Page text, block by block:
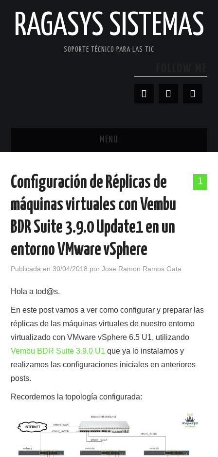
RAGASYS SISTEMAS
SOPORTE TÉCNICO PARA LAS TIC
MENU
ACERCA DE
PATROCINADORES
1
Configuración de Réplicas de
máquinas virtuales con Vembu
BDR Suite 3.9.0 Update1 en un
entorno VMware vSphere
Publicada en30/04/2018 porJose Ramon Ramos Gata
Hola a tod@s.
En este post vamos a ver como configurar y preparar las
réplicas de las máquinas virtuales de nuestro entorno
virtualizado con VMware vSphere 6.5 U1, utilizando
Vembu BDR Suite 3.9.0 U1 que ya lo instalamos y
realizamos las configuraciones iniciales en anteriores
posts.
Recordemos la topología configurada: